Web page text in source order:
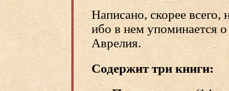
Написано, скорее всего,
ибо в нем упоминается
Аврелия.
Содержит три книги: